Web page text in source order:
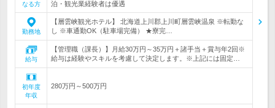
なる方 泊・観光業経験者は優遇
勤務地
【層雲峡観光ホテル】 北海道上川郡上川町層雲峡温泉 ※転勤な
し ※車通勤OK（駐車場完備） ★寮完…
給与
【管理職（課長）】月給30万円～35万円＋諸手当＋賞与年2回※
給与は経験やスキルを考慮して決定します。※上記には固定…
初年度
年収
280万円～500万円